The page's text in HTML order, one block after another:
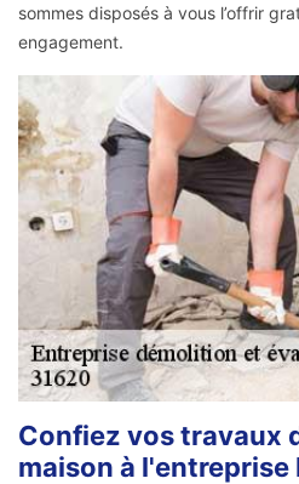
sommes disposés à vous l’offrir
engagement.
Confiez vos travaux
maison à l'entreprise